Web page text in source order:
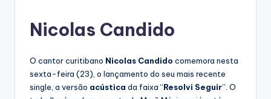
Nicolas Candido
O cantor curitibano Nicolas Candido comemora nesta
sexta-feira (23), o lançamento do seu mais recente
single, a versão acústica da faixa “Resolvi Seguir”. O